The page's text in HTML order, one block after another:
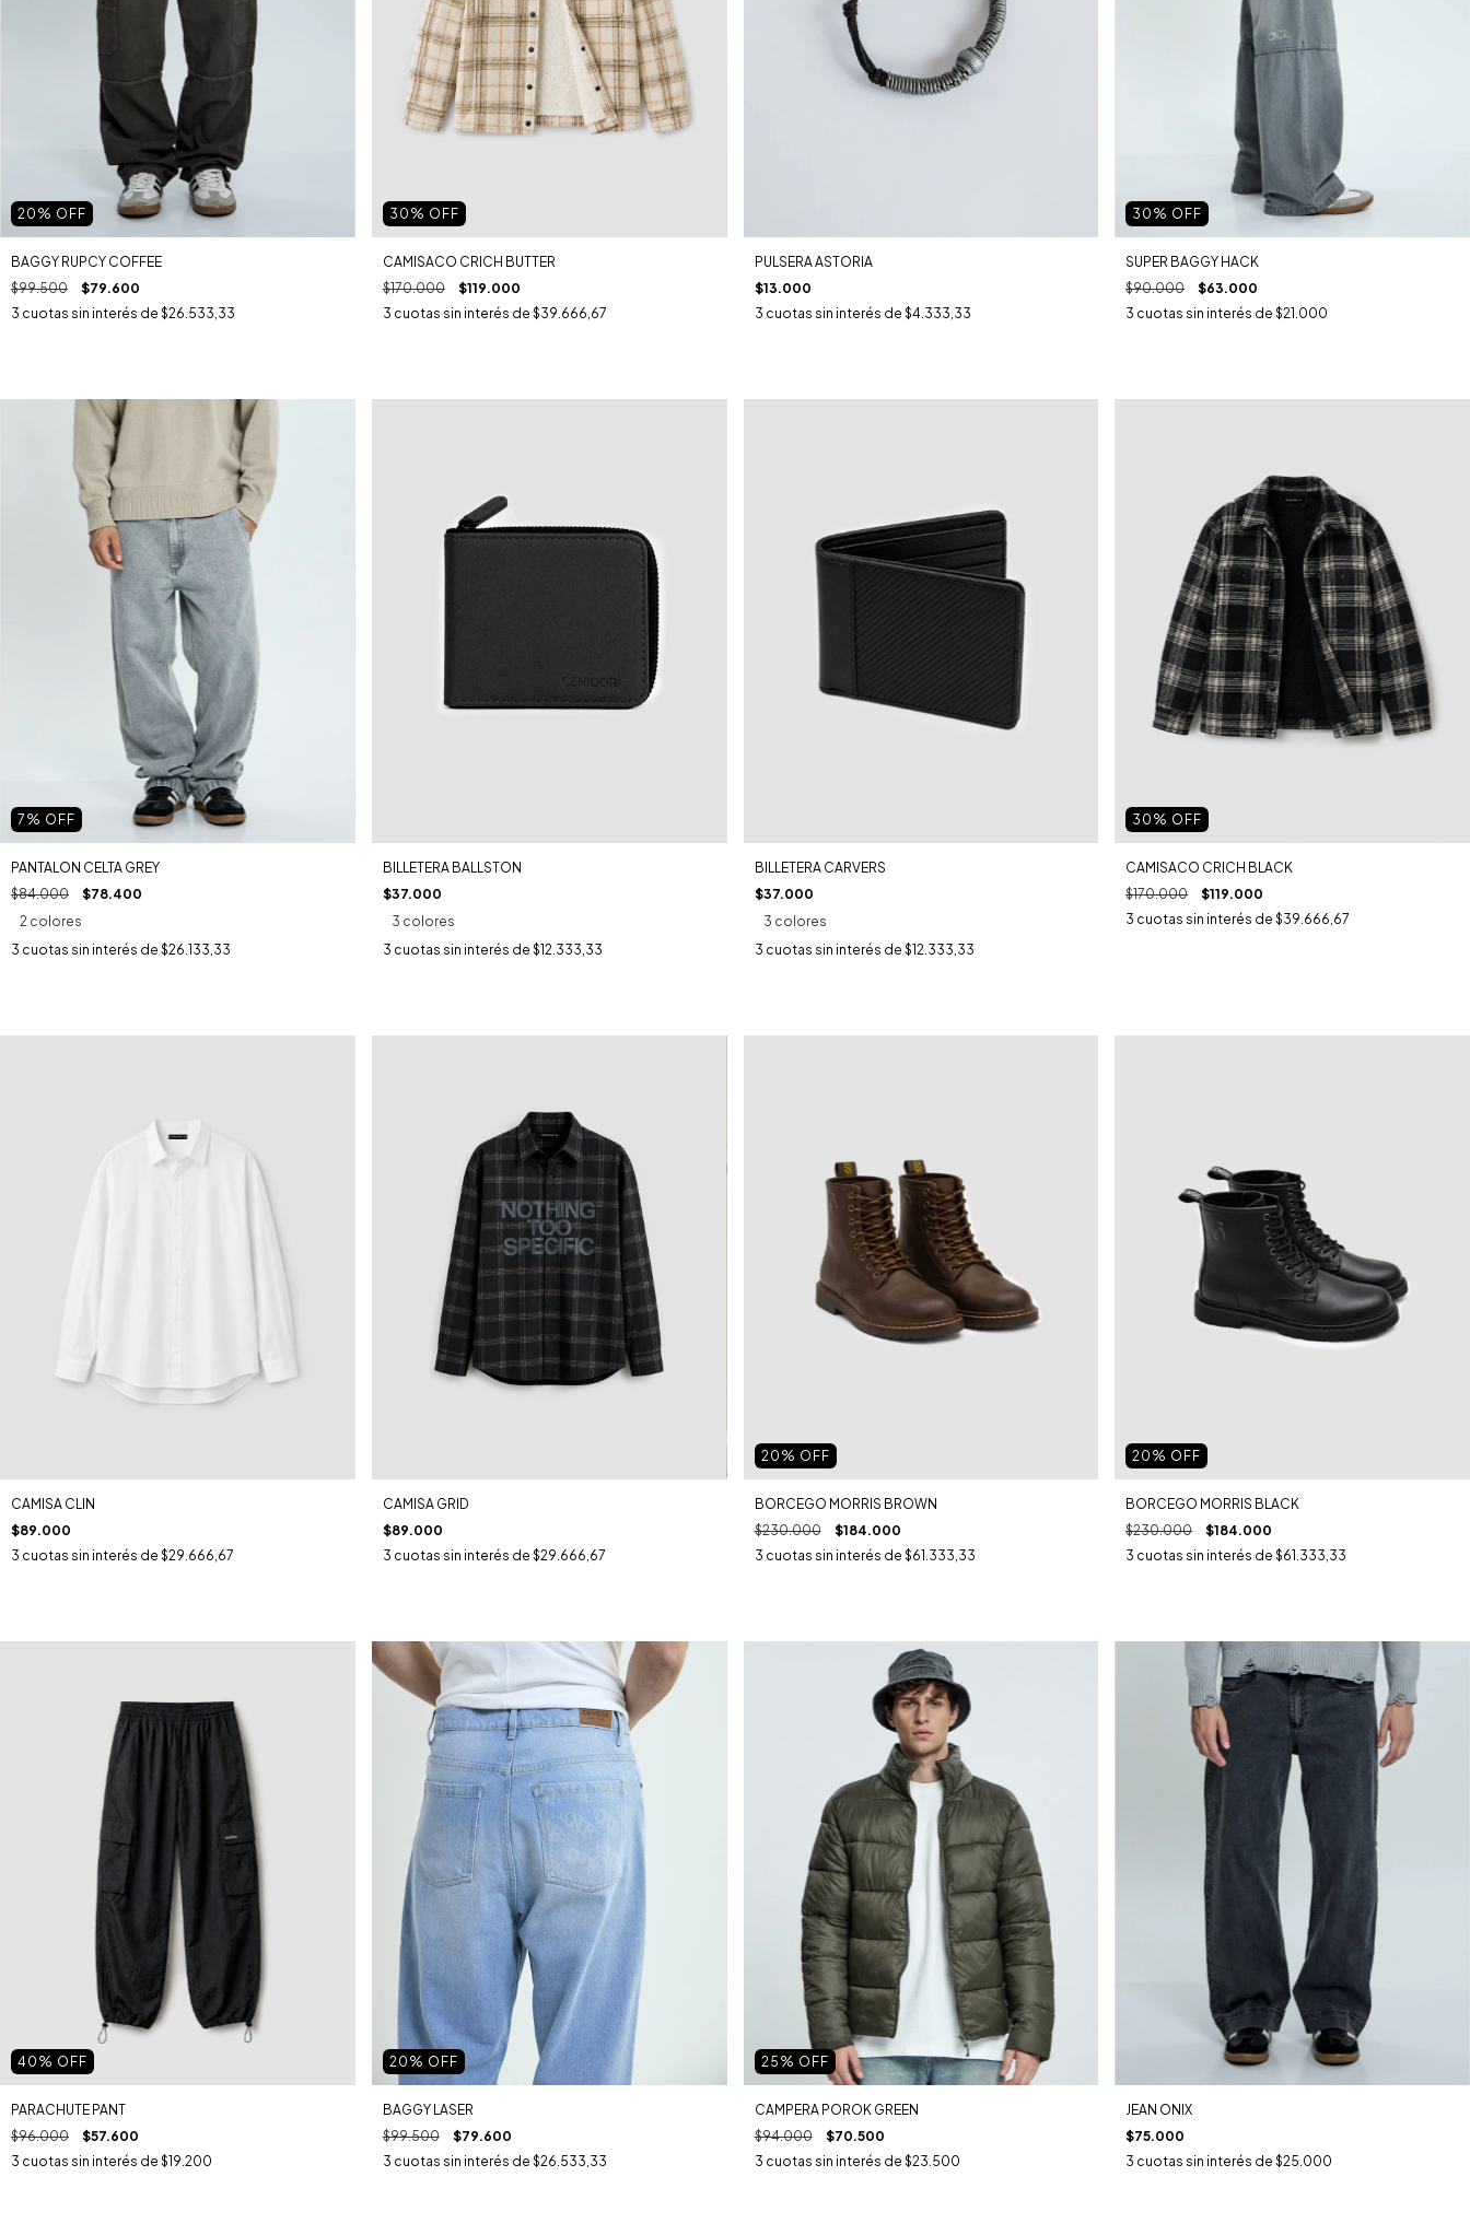
20 % OFF
BAGGY RUPCY COFFEE
$99.500
$79.600
3 cuotas sin interés de $26.533,33
30 % OFF
CAMISACO CRICH BUTTER
$170.000
$119.000
3 cuotas sin interés de $39.666,67
PULSERA ASTORIA
$13.000
3 cuotas sin interés de $4.333,33
30 % OFF
SUPER BAGGY HACK
$90.000
$63.000
3 cuotas sin interés de$21.000
7 % OFF
PANTALON CELTA GREY
$84.000
$78.400
2 colores
3 cuotas sin interés de $26.133,33
BILLETERA BALLSTON
$37.000
3 colores
3 cuotas sin interés de $12.333,33
BILLETERA CARVERS
$37.000
3 colores
3 cuotas sin interés de $12.333,33
30 % OFF
CAMISACO CRICH BLACK
$170.000
$119.000
3 cuotas sin interés de$39.666,67
CAMISA CLIN
$89.000
3 cuotas sin interés de $29.666,67
CAMISA GRID
$89.000
3 cuotas sin interés de $29.666,67
20 % OFF
BORCEGO MORRIS BROWN
$230.000
$184.000
3 cuotas sin interés de $61.333,33
20 % OFF
BORCEGO MORRIS BLACK
$230.000
$184.000
3 cuotas sin interés de$61.333,33
40 % OFF
PARACHUTE PANT
$96.000
$57.600
3 cuotas sin interés de $19.200
20 % OFF
BAGGY LASER
$99.500
$79.600
3 cuotas sin interés de $26.533,33
25 % OFF
CAMPERA POROK GREEN
$94.000
$70.500
3 cuotas sin interés de $23.500
JEAN ONIX
$75.000
3 cuotas sin interés de$25.000